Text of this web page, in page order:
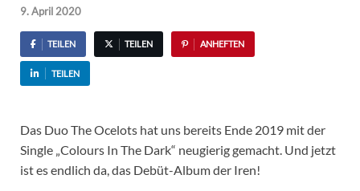
9. April 2020
TEILEN TEILEN ANHEFTEN
TEILEN
Das Duo The Ocelots hat uns bereits Ende 2019 mit der
Single „Colours In The Dark“ neugierig gemacht. Und jetzt
ist es endlich da, das Debüt-Album der Iren!